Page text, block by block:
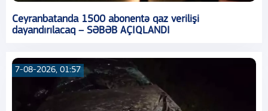
Ceyranbatanda 1500 abonentə qaz verilişi
dayandırılacaq – SƏBƏB AÇIQLANDI
7-08-2026, 01:57